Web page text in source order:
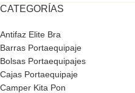
CATEGORÍAS
Antifaz Elite Bra
Barras Portaequipaje
Bolsas Portaequipajes
Cajas Portaequipaje
Camper Kita Pon